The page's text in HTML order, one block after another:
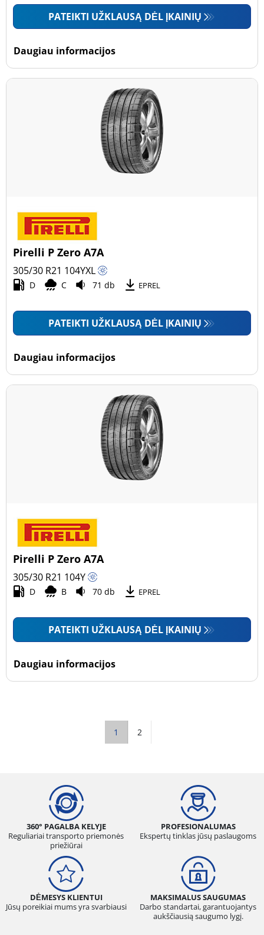
PATEIKTI UŽKLAUSĄ DĖL ĮKAINIŲ
Daugiau informacijos
Pirelli P Zero A7A
305/30 R21 104YXL
D C 71 db EPREL
PATEIKTI UŽKLAUSĄ DĖL ĮKAINIŲ
Daugiau informacijos
Pirelli P Zero A7A
305/30 R21 104Y
D B 70 db EPREL
PATEIKTI UŽKLAUSĄ DĖL ĮKAINIŲ
Daugiau informacijos
1 2
360° PAGALBA KELYJE
Reguliariai transporto priemonės
priežiūrai
PROFESIONALUMAS
Ekspertų tinklas jūsų paslaugoms
DĖMESYS KLIENTUI
Jūsų poreikiai mums yra svarbiausi
MAKSIMALUS SAUGUMAS
Darbo standartai, garantuojantys
aukščiausią saugumo lygį.